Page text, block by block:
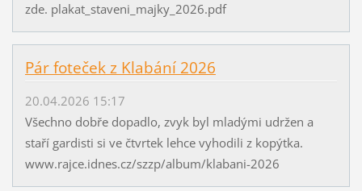
zde. plakat_staveni_majky_2026.pdf
Pár foteček z Klabání 2026
20.04.2026 15:17
Všechno dobře dopadlo, zvyk byl mladými udržen a
staří gardisti si ve čtvrtek lehce vyhodili z kopýtka.
www.rajce.idnes.cz/szzp/album/klabani-2026